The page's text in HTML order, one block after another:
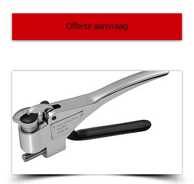
Offerte aanvraag